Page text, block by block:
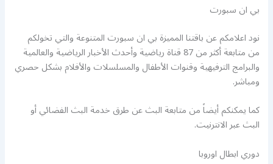
بي ان سبورت
نود اعلامكم عن باقتنا المميزة بي ان سبورت المتنوعة والتي تخولكم
من متابعة أكثر من 87 قناة رياضية وأحدث الأخبار الرياضية والعالمية
والبرامج الترفيهية وقنوات الأطفال والمسلسلات والأفلام بشكل حصري
ومباشر.
كما يمكنكم أيضاً من متابعة البث عن طرق خدمة البث الفضائي أو
البث عبر الانترنيت.
دوري ابطال اوروبا